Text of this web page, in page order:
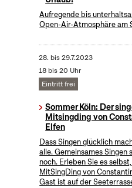
Aufregende bis
Open-Air-Atmosphäre am
28. bis29.7.2023
18 bis 20 Uhr
Eintritt frei
Sommer Köln: Der
Mitsingding von
Elfen
Dass Singen glücklich
alle. Gemeinsames
noch. Erleben Sie es
MitSingDing von
Gast ist auf der